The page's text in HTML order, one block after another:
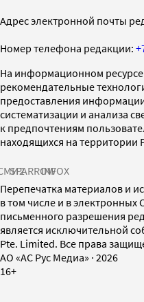
Адрес электронной почты
Номер телефона редакции:
На информационном
рекомендательные
предоставления
систематизации и анализа
к предпочтениям
находящихся на территории
SPARROWINFOX
Перепечатка материалов и
в том числе и в
письменного разрешения
является исключительной
Pte. Limited. Все права
AO «АС Рус Медиа» · 2026
16+